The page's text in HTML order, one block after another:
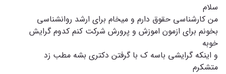
سلام
من کارشناسی حقوق دارم و میخام برای ارشد روانشناسی
بخونم برای ازمون اموزش و پرورش شرکت کنم کدوم گرایش
خوبه
و اینکه گرایشی باسه ک با گرفتن دکتری بشه مطب زد
متشکرم